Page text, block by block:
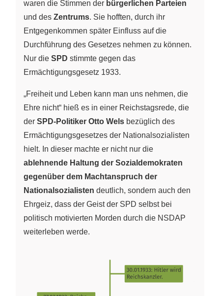
waren die Stimmen der bürgerlichen Parteien
und des Zentrums. Sie hofften, durch ihr
Entgegenkommen später Einfluss auf die
Durchführung des Gesetzes nehmen zu können.
Nur die SPD stimmte gegen das
Ermächtigungsgesetz 1933.
„Freiheit und Leben kann man uns nehmen, die
Ehre nicht“ hieß es in einer Reichstagsrede, die
der SPD-Politiker Otto Wels bezüglich des
Ermächtigungsgesetzes der Nationalsozialisten
hielt. In dieser machte er nicht nur die
ablehnende Haltung der Sozialdemokraten
gegenüber dem Machtanspruch der
Nationalsozialisten deutlich, sondern auch den
Ehrgeiz, dass der Geist der SPD selbst bei
politisch motivierten Morden durch die NSDAP
weiterleben werde.